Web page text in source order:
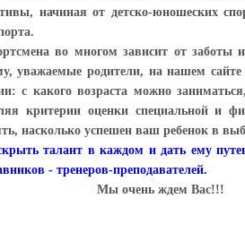
начиная от детско-юношеских
во многом зависит от заботы
уважаемые родители, на нашем
с какого возраста можно
критерии оценки специальной и
насколько успешен ваш ребенок в
талант в каждом и дать ему
- тренеров-преподавателей.
Мы очень ждем Вас!!!